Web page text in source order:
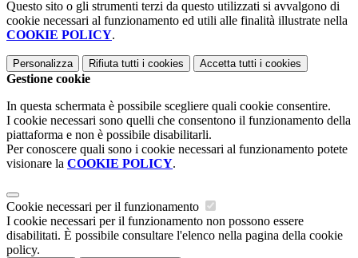
Questo sito o gli strumenti terzi da questo utilizzati si avvalgono di
cookie necessari al funzionamento ed utili alle finalità illustrate nella
COOKIE POLICY.
Personalizza Rifiuta tutti i cookies Accetta tutti i cookies
Gestione cookie
In questa schermata è possibile scegliere quali cookie consentire.
I cookie necessari sono quelli che consentono il funzionamento della
piattaforma e non è possibile disabilitarli.
Per conoscere quali sono i cookie necessari al funzionamento potete
visionare la COOKIE POLICY.
Cookie necessari per il funzionamento
I cookie necessari per il funzionamento non possono essere
disabilitati. È possibile consultare l'elenco nella pagina della cookie
policy.